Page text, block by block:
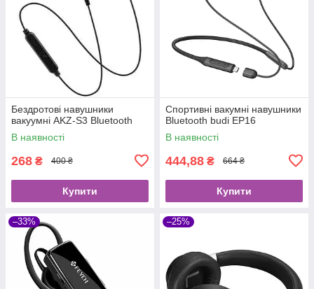
Бездротові навушники
вакуумні AKZ-S3 Bluetooth
В наявності
268 ₴ 400 ₴
Купити
Спортивні вакумні навушники
Bluetooth budi EP16
В наявності
444,88 ₴ 664 ₴
Купити
–33% –25%